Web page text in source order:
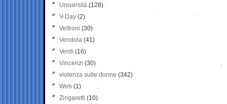
Università (128)
V-Day (2)
Veltroni (30)
Vendola (41)
Verdi (16)
Vincenzi (30)
violenza sulle donne (342)
Web (1)
Zingaretti (10)